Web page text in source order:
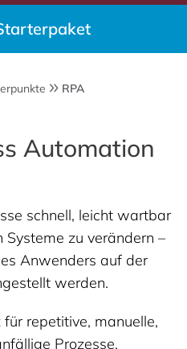
RPA
Automation
schnell, leicht wartbar
zu verändern –
Anwenders auf der
werden.
repetitive, manuelle,
Prozesse.